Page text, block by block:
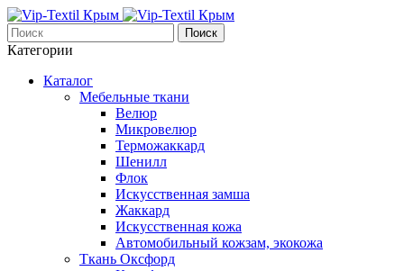
Поиск
Категории
Каталог
Мебельные ткани
Велюр
Микровелюр
Терможаккард
Шенилл
Флок
Искусственная замша
Жаккард
Искусственная кожа
Автомобильный кожзам, экокожа
Ткань Оксфорд